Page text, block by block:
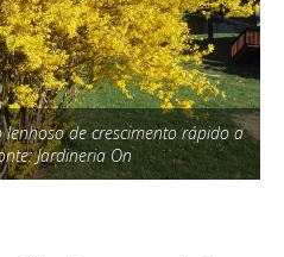
de crescimento rápido a
Jardineria On